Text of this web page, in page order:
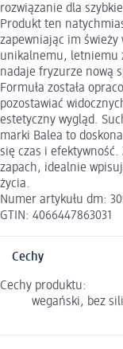
rozwiązanie dla
Produkt ten
zapewniając im świeży
unikalnemu, letniemu
nadaje fryzurze nową
Formuła została
pozostawiać
estetyczny wygląd.
marki Balea to
się czas i
zapach, idealnie
życia.
Numer artykułu dm:
GTIN: 4066447863031
Cechy
Cechy produktu:
wegański, bez